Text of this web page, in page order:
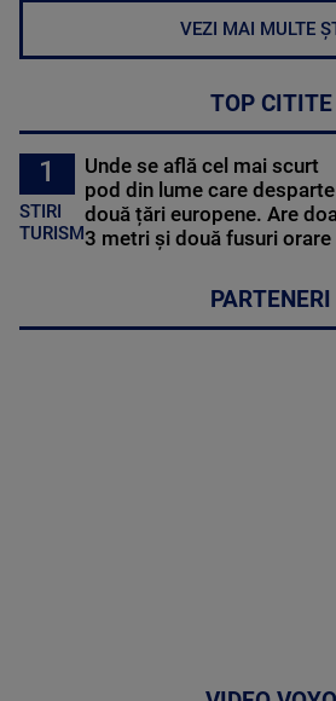
VEZI MAI MULTE
TOP CITITE
1
STIRI
TURISM
Unde se află cel mai scurt
pod din lume care desparte
două țări europene. Are
3 metri și două fusuri orare
PARTENERI